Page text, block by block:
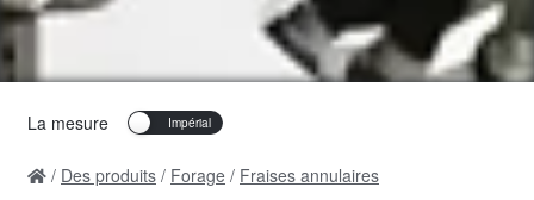
La mesure
Des produits Forage Fraises annulaires